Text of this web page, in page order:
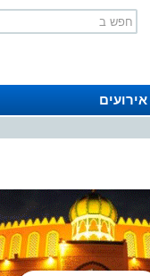
אירועים